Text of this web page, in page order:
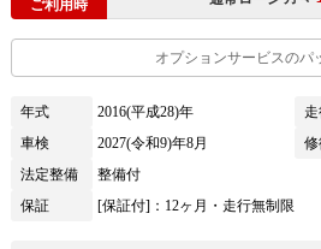
ご利用時
オプションサービスのパ
年式 2016(平成28)年
車検
2027(令和9)年8月
法定整備
整備付
保証
[保証付]：12ヶ月・走行無制限